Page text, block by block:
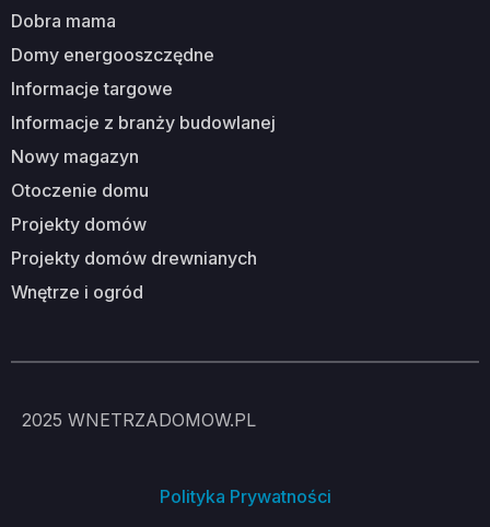
dobra mama
domy energooszczędne
informacje targowe
informacje z branży budowlanej
nowy magazyn
otoczenie domu
projekty domów
projekty domów drewnianych
wnętrze i ogród
2025 WNETRZADOMOW.PL
Polityka Prywatności